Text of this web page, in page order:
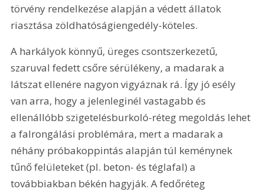
törvény rendelkezése alapján a védett állatok
riasztása zöldhatóságiengedély-köteles.
A harkályok könnyű, üreges csontszerkezetű,
szaruval fedett csőre sérülékeny, a madarak a
látszat ellenére nagyon vigyáznak rá. Így jó esély
van arra, hogy a jelenleginél vastagabb és
ellenállóbb szigetelésburkoló-réteg megoldás lehet
a falrongálási problémára, mert a madarak a
néhány próbakoppintás alapján túl keménynek
tűnő felületeket (pl. beton- és téglafal) a
továbbiakban békén hagyják. A fedőréteg